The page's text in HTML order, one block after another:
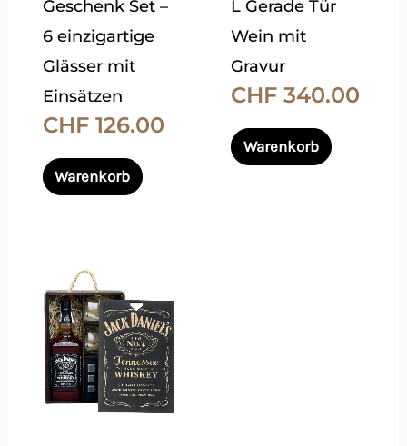
Geschenk Set –
6 einzigartige
Glässer mit
Einsätzen
CHF126.00
Warenkorb
auf
der
Produktseite
werden
L Gerade Tür
Wein mit
Gravur
CHF 340.00
Warenkorb
auf
gewählt
Produkt
weist
mehrere
Varianten
auf.